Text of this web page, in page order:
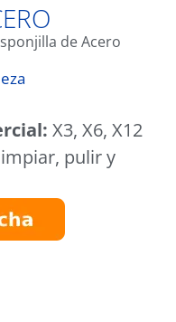
de Acero
X3, X6, X12
pulir y